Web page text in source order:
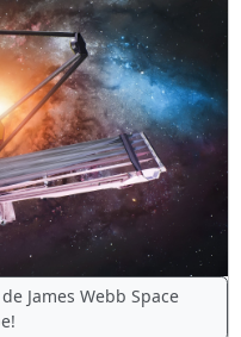
James Webb Space